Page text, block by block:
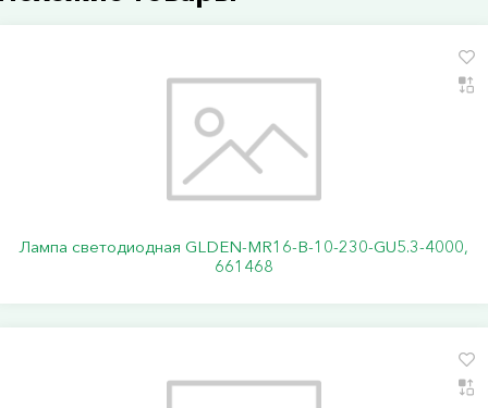
Лампа светодиодная GLDEN-MR16-B-10-230-GU5.3-4000,
661468